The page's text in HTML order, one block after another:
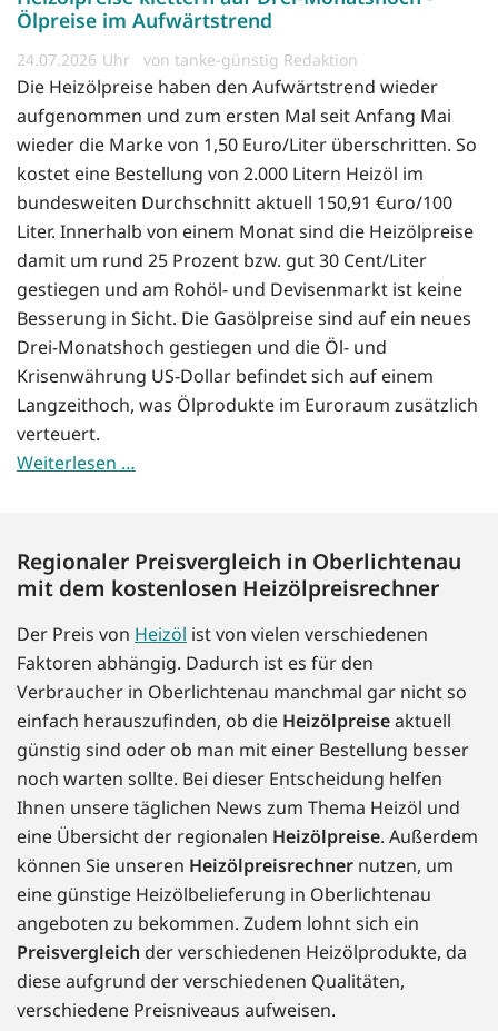
Ölpreise im Aufwärtstrend
24.07.2026 von tanke-günstig Redaktion
Die Heizölpreise haben den Aufwärtstrend wieder
aufgenommen und zum ersten Mal seit Anfang Mai
wieder die Marke von 1,50 Euro/Liter überschritten. So
kostet eine Bestellung von 2.000 Litern Heizöl im
bundesweiten Durchschnitt aktuell 150,91 €uro/100
Liter. Innerhalb von einem Monat sind die Heizölpreise
damit um rund 25 Prozent bzw. gut 30 Cent/Liter
gestiegen und am Rohöl- und Devisenmarkt ist keine
Besserung in Sicht. Die Gasölpreise sind auf ein neues
Drei-Monatshoch gestiegen und die Öl- und
Krisenwährung US-Dollar befindet sich auf einem
Langzeithoch, was Ölprodukte im Euroraum zusätzlich
verteuert.
Weiterlesen …
Regionaler Preisvergleich in Oberlichtenau
mit dem kostenlosen Heizölpreisrechner
Der Preis von Heizöl ist von vielen verschiedenen
Faktoren abhängig. Dadurch ist es für den
Verbraucher in Oberlichtenau manchmal gar nicht so
einfach herauszufinden, ob die Heizölpreiseaktuell
günstig sind oder ob man mit einer Bestellung besser
noch warten sollte. Bei dieser Entscheidung helfen
Ihnen unsere täglichen News zum Thema Heizöl und
eine Übersicht der regionalen Heizölpreise. Außerdem
können Sie unseren Heizölpreisrechner nutzen, um
eine günstige Heizölbelieferung in Oberlichtenau
angeboten zu bekommen. Zudem lohnt sich ein
Preisvergleich der verschiedenen Heizölprodukte, da
diese aufgrund der verschiedenen Qualitäten,
verschiedene Preisniveaus aufweisen.